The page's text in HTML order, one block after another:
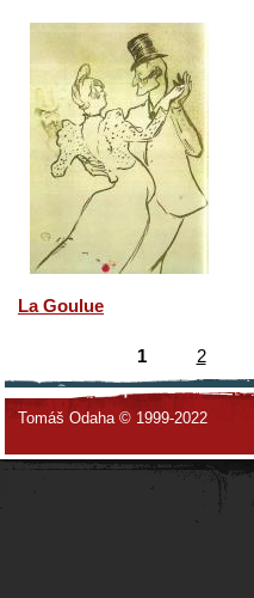
La Goulue
1 2
Tomáš Odaha © 1999-2022